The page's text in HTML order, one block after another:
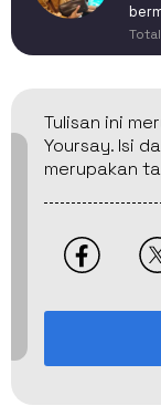
Tulisan ini
Yoursay. Isi
merupakan